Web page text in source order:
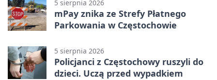
5 sierpnia 2026
mPay znika ze Strefy Płatnego
Parkowania w Częstochowie
5 sierpnia 2026
Policjanci z Częstochowy ruszyli do
dzieci. Uczą przed wypadkiem